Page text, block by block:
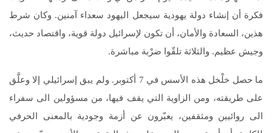
فكرة أن إنشاء دولة يهودية سيجعل اليهود سعداء آمنين. وكان شرط
هذين، السعادة والأمان، أن تكون لإسرائيل دولة قوية، واقتصاد حديث،
وجيش عظيم. والثلاثة تلقّوا ضرْبة مباشرة.
ما حصل خلْخل هذه الأسس في 7 أكتوبر. ولم يبق إسرائيلي إلا وعلَّق
على طريقته، ومن الزاوية التي يقف فيها، من مسؤولين الى سفراء
الى روائيين ومثقفين، يعبّرون عن أزمة وجودية بالمعنى الحرفي